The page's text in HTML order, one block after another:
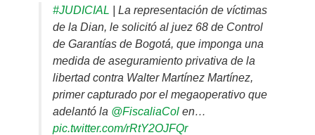
#JUDICIAL | La representación de víctimas
de la Dian, le solicitó al juez 68 de Control
de Garantías de Bogotá, que imponga una
medida de aseguramiento privativa de la
libertad contra Walter Martínez Martínez,
primer capturado por el megaoperativo que
adelantó la @FiscaliaCol en…
pic.twitter.com/rRtY2OJFQr